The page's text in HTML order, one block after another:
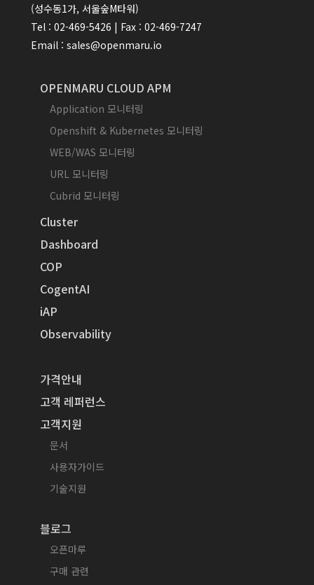
(성수동1가, 서울숲M타워)
Tel : 02-469-5426 | Fax : 02-469-7247
Email : sales@openmaru.io
OPENMARU CLOUD APM
Application 모니터링
Openshift & Kubernetes 모니터링
WEB/WAS 모니터링
URL 모니터링
Cubrid 모니터링
Cluster
Dashboard
COP
CogentAI
iAP
Observability
가격안내
고객 레퍼런스
고객지원
문서
사용자가이드
기술지원
블로그
오픈마루
구매 관련